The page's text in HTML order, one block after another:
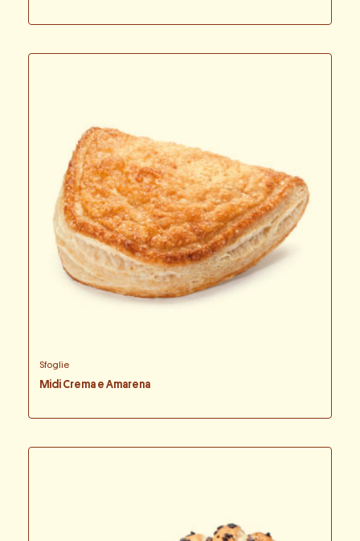
Sfoglie
Midi Crema e Amarena